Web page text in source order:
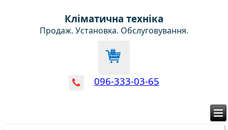
Кліматична техніка
Продаж. Установка. Обслуговування.
096-333-03-65